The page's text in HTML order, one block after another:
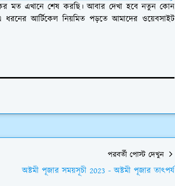
মত এখানে শেষ করছি। আবার দেখা হবে নতুন কোন
আর্টিকেল নিয়মিত পড়তে আমাদের ওয়েবসাইট
পরবর্তী পোস্ট দেখুন
অষ্টমী পূজার সময়সূচী 2023 - অষ্টমী পূজার তাৎপর্য